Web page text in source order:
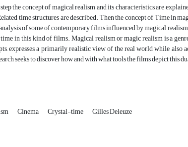
the concept of magical realism and its characteristics are
time structures are described. Then the concept of Time in
of some of contemporary films influenced by magical
in this kind of films. Magical realism or magic realism is a
expresses a primarily realistic view of the real world while also
seeks to discover how and with what tools the films depict this
Cinema Crystal-time Gilles Deleuze